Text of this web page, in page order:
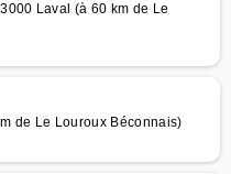
Laval (à 60 km de Le
de Le Louroux Béconnais)